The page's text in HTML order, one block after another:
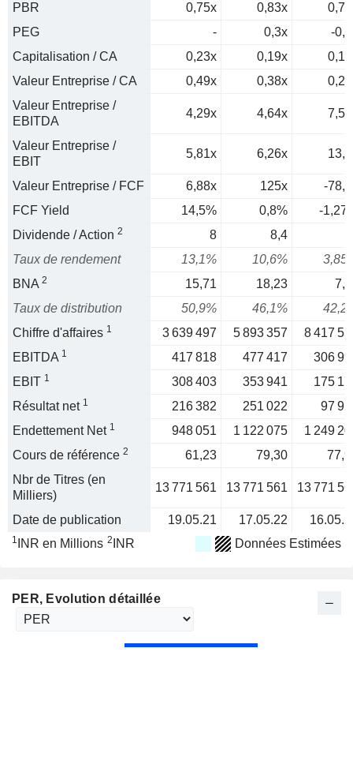
PBR
0,75x 0,83x
PEG
- 0,3x
-
Capitalisation / CA
0,23x 0,19x
Valeur Entreprise / CA
0,49x 0,38x
Valeur Entreprise /
EBITDA
4,29x 4,64x
Valeur Entreprise /
EBIT
5,81x 6,26x
Valeur Entreprise / FCF 6,88x 125x
-
FCF Yield
14,5% 0,8%
-
Dividende / Action 2 8 8,4
Taux de rendement
13,1% 10,6%
BNA 2 15,71 18,23
Taux de distribution
50,9% 46,1%
Chiffre d'affaires 1 3 639 497 5 893 357
8 417
EBITDA 1 417 818 477 417
306
EBIT 1 308 403 353 941
175
Résultat net 1 216 382 251 022
97
Endettement Net 1 948 051 1 122 075
1 249
Cours de référence 2 61,23 79,30
Nbr de Titres (en
Milliers)
13 771 561 13 771 561 13 771
Date de publication 19.05.21 17.05.22
1 INR en Millions 2 INR Données Estimées
PER, Evolution détaillée